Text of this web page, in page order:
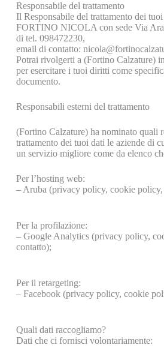
Responsabile del trattamento
Il Responsabile del trattamento dei
FORTINO NICOLA con sede Via
di tel. 098472230,
email di contatto:
Potrai rivolgerti a (Fortino Calzature)
per esercitare i tuoi diritti come
documento.
Responsabili esterni del trattamento
(Fortino Calzature) ha nominato quali
trattamento dei tuoi dati le aziende di
un servizio migliore come da elenco
Per l’hosting web:
– Aruba (privacy policy, cookie
Per la profilazione:
– Google Analytics (privacy policy,
contatto);
Per il retargeting:
– Facebook (privacy policy, cookie
Quali dati raccogliamo?
Dati che ci fornisci volontariamente: